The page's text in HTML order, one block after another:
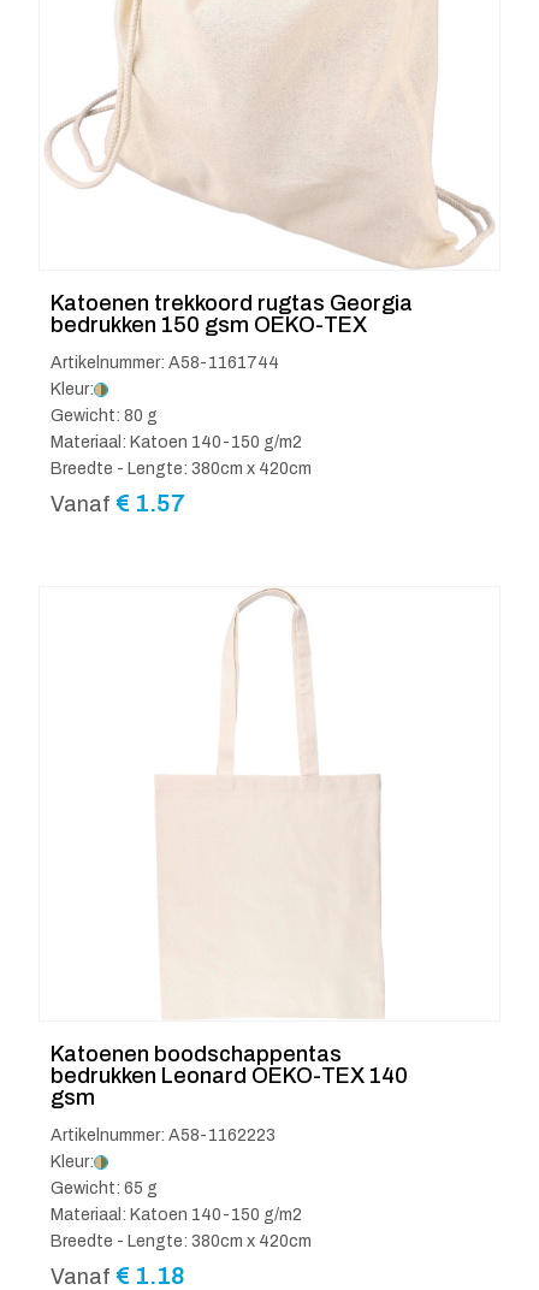
Katoenen trekkoord rugtas Georgia
bedrukken 150 gsm OEKO-TEX
Artikelnummer: A58-1161744
Kleur:
Gewicht: 80 g
Materiaal: Katoen 140-150 g/m2
Breedte - Lengte: 380cm x 420cm
Vanaf € 1.57
Katoenen boodschappentas
bedrukken Leonard OEKO-TEX 140
gsm
Artikelnummer: A58-1162223
Kleur:
Gewicht: 65 g
Materiaal: Katoen 140-150 g/m2
Breedte - Lengte: 380cm x 420cm
Vanaf € 1.18